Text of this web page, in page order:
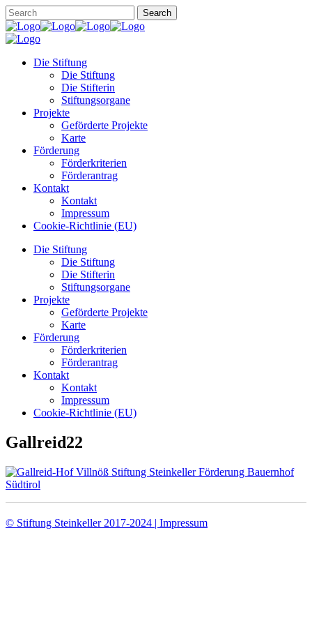
Die Stiftung
Die Stiftung
Die Stifterin
Stiftungsorgane
Projekte
Geförderte Projekte
Karte
Förderung
Förderkriterien
Förderantrag
Kontakt
Kontakt
Impressum
Cookie-Richtlinie (EU)
Die Stiftung
Die Stiftung
Die Stifterin
Stiftungsorgane
Projekte
Geförderte Projekte
Karte
Förderung
Förderkriterien
Förderantrag
Kontakt
Kontakt
Impressum
Cookie-Richtlinie (EU)
Gallreid22
© Stiftung Steinkeller 2017-2024 | Impressum